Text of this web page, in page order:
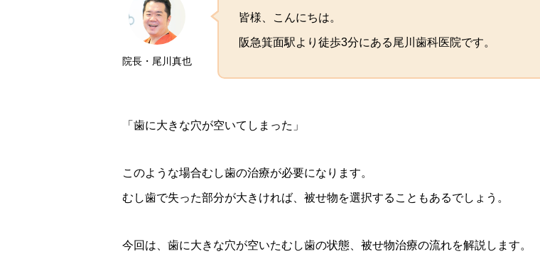
院長・尾川真也
皆様、こんにちは。
阪急箕面駅より徒歩3分にある尾川歯科医院です。
「歯に大きな穴が空いてしまった」
このような場合むし歯の治療が必要になります。
むし歯で失った部分が大きければ、被せ物を選択することもあるでしょう。
今回は、歯に大きな穴が空いたむし歯の状態、被せ物治療の流れを解説します。